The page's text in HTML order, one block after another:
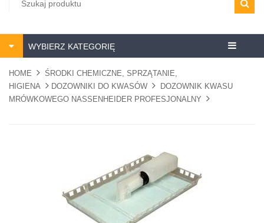
Centrum
WYBIERZ KATEGORIĘ
HOME
ŚRODKI CHEMICZNE, SPRZĄTANIE,
HIGIENA
DOZOWNIKI DO KWASÓW
DOZOWNIK KWASU
MRÓWKOWEGO NASSENHEIDER PROFESJONALNY